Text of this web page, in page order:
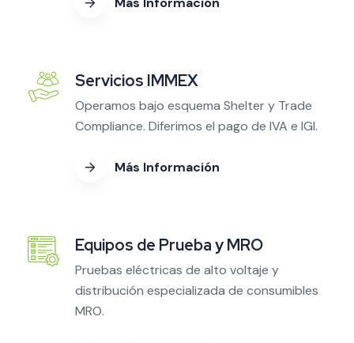
Servicios IMMEX
Operamos bajo esquema Shelter y Trade
Compliance. Diferimos el pago de IVA e IGI.
Más Información
Equipos de Prueba y MRO
Pruebas eléctricas de alto voltaje y
distribución especializada de consumibles
MRO.